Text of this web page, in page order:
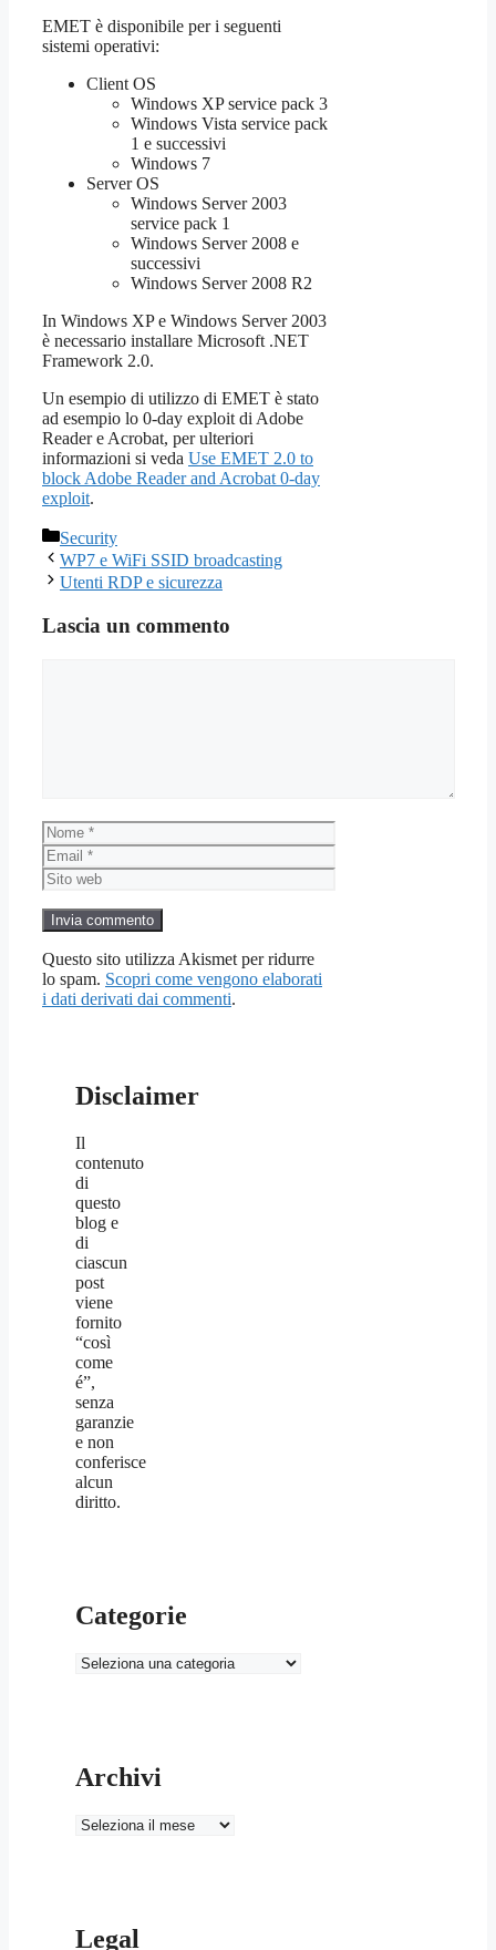
EMET è disponibile per i seguenti
sistemi operativi:
Client OS
Windows XP service pack 3
Windows Vista service pack
1 e successivi
Windows 7
Server OS
Windows Server 2003
service pack 1
Windows Server 2008 e
successivi
Windows Server 2008 R2
In Windows XP e Windows Server 2003
è necessario installare Microsoft .NET
Framework 2.0.
Un esempio di utilizzo di EMET è stato
ad esempio lo 0-day exploit di Adobe
Reader e Acrobat, per ulteriori
informazioni si veda Use EMET 2.0 to
block Adobe Reader and Acrobat 0-day
exploit.
Categorie
Security
WP7 e WiFi SSID broadcasting
Utenti RDP e sicurezza
Lascia un commento
Nome
Email
Sito
web
Questo sito utilizza Akismet per ridurre
lo spam. Scopri come vengono elaborati
i dati derivati dai commenti.
Disclaimer
Il
contenuto
di
questo
blog e
di
ciascun
post
viene
fornito
“così
come
é”,
senza
garanzie
e non
conferisce
alcun
diritto.
Categorie
Categorie
Archivi
Archivi
Legal